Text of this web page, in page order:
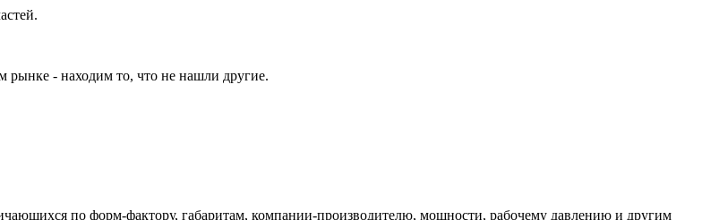
рынке - находим то, что не нашли другие.
по форм-фактору, габаритам, компании-производителю, мощности, рабочему давлению и другим